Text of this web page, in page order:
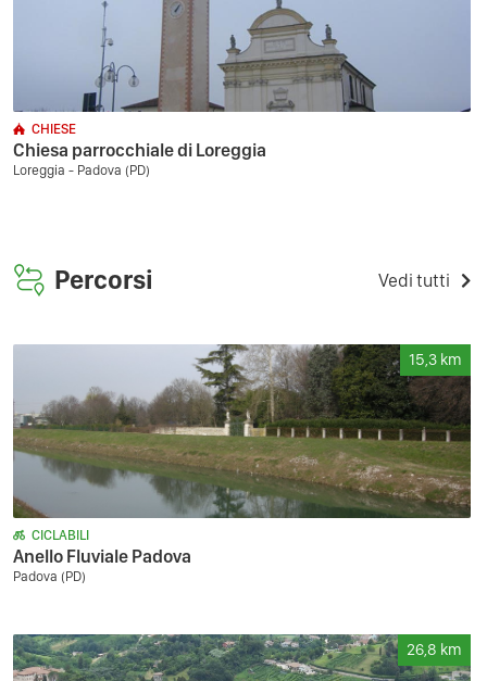
CHIESE
Chiesa parrocchiale di Loreggia
Loreggia - Padova (PD)
Percorsi Vedi tutti
15,3 km
CICLABILI
Anello Fluviale Padova
Padova (PD)
26,8 km